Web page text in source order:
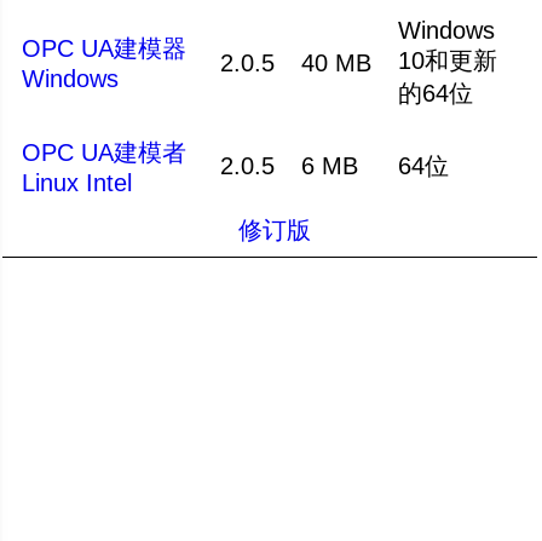
OPC UA建模器
Windows
2.0.5 40 MB
Windows
10和更新
的64位
OPC UA建模者
Linux Intel
2.0.5 6 MB 64位
修订版